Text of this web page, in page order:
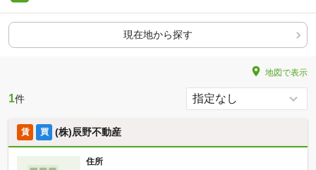
現在地から探す
地図で表示
1件
賃 買 (株)辰野不動産
住所